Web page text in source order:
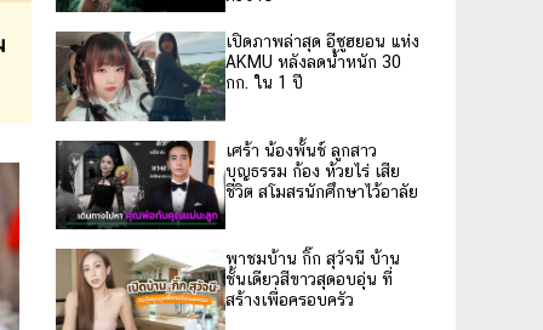
เปิดภาพล่าสุด อีซูฮยอน แห่ง
AKMU หลังลดน้ำหนัก 30
กก. ใน 1 ปี
เศร้า น้องพั้นช์ ลูกสาว
บุญธรรม ก้อง ห้วยไร่ เสีย
ชีวิต สโมสรนักศึกษาไว้อาลัย
พาชมบ้าน กิ๊ก สุวัจนี บ้าน
ชั้นเดียวสีขาวสุดอบอุ่น ที่
สร้างเพื่อครอบครัว